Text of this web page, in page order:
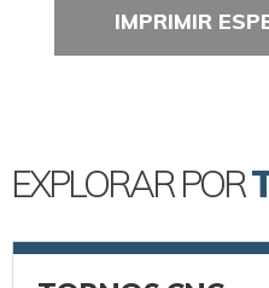
IMPRIMIR
EXPLORAR POR